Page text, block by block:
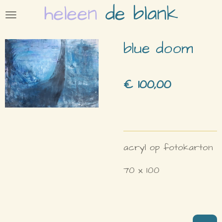
Ga
naar
de
hoofdinhoud
heleen de blank
blue doom
€ 100,00
acryl op fotokarton
70 x 100